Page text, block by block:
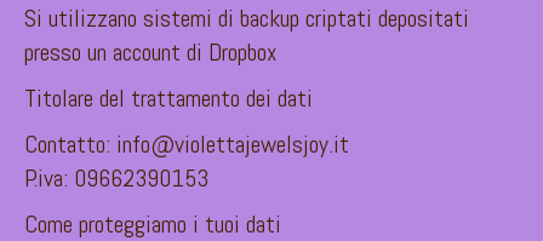
Si utilizzano sistemi di backup criptati depositati
presso un account di Dropbox
Titolare del trattamento dei dati
Contatto: info@violettajewelsjoy.it
P.iva: 09662390153
Come proteggiamo i tuoi dati